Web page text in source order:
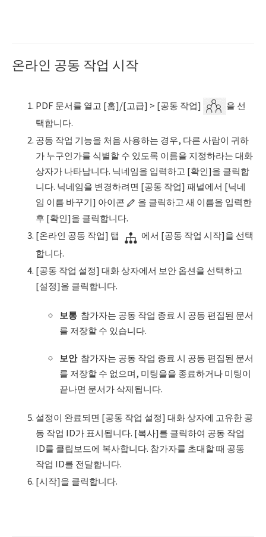
온라인 공동 작업 시작
PDF 문서를 열고 [홈]/[고급] > [공동 작업]
을 선
택합니다.
공동 작업 기능을 처음 사용하는 경우, 다른 사람이 귀하
가 누구인가를 식별할 수 있도록 이름을 지정하라는 대화
상자가 나타납니다. 닉네임을 입력하고 [확인]을 클릭합
니다. 닉네임을 변경하려면 [공동 작업] 패널에서 [닉네
임 이름 바꾸기] 아이콘
을 클릭하고 새 이름을 입력한
후 [확인]을 클릭합니다.
[온라인 공동 작업] 탭
에서 [공동 작업 시작]을 선택
합니다.
[공동 작업 설정] 대화 상자에서 보안 옵션을 선택하고
[설정]을 클릭합니다.
보통 참가자는 공동 작업 종료 시 공동 편집된 문서
를 저장할 수 있습니다.
보안 참가자는 공동 작업 종료 시 공동 편집된 문서
를 저장할 수 없으며, 미팅을을 종료하거나 미팅이
끝나면 문서가 삭제됩니다.
설정이 완료되면 [공동 작업 설정] 대화 상자에 고유한 공
동 작업 ID가 표시됩니다. [복사]를 클릭하여 공동 작업
ID를 클립보드에 복사합니다. 참가자를 초대할 때 공동
작업 ID를 전달합니다.
[시작]을 클릭합니다.